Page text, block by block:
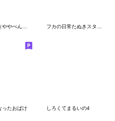
はくさい君（ややべんり） フカの日常たぬきスタンプ
ったおばけ しろくてまるいの4